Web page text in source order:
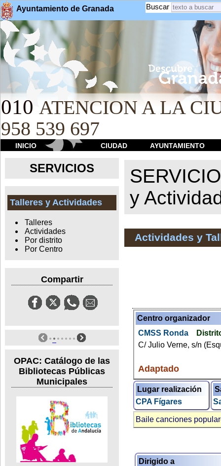
Ayuntamiento de Granada Buscar
010 ATENCION A LA
958 539 697
INICIO CIUDAD AYUNTAMIENTO
SERVICIOS
Talleres y Actividades
Talleres
Actividades
Por distrito
Por Centro
Compartir
OPAC: Catálogo de las
Bibliotecas Públicas
Municipales
y
Actividades y
Centro organizador
CMSS Ronda
C/ Julio Verne, s/n
Adaptado
Lugar realización
CPA Fígares
Baile canciones
Dirigido a